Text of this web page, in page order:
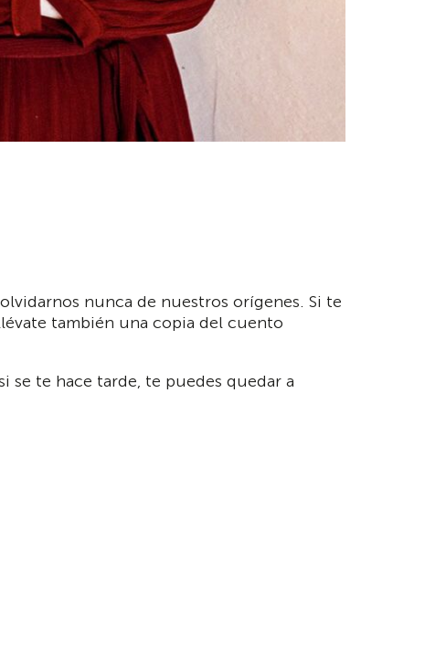
nunca de nuestros orígenes. Si te
también una copia del cuento
se te hace tarde, te puedes quedar a